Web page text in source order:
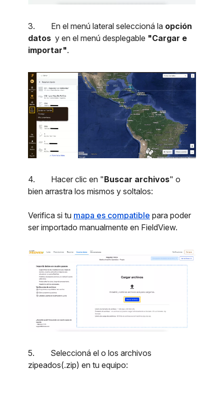
3. En el menú lateral seleccioná la opción
datos y en el menú desplegable "Cargar e
importar".
4. Hacer clic en "Buscar archivos" o
bien arrastra los mismos y soltalos:
Verifica si tu mapa es compatible para poder
ser importado manualmente en FieldView.
5. Seleccioná el o los archivos
zipeados(.zip) en tu equipo: